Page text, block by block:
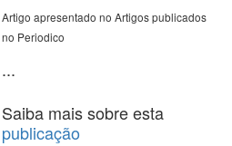
Artigo apresentado no Artigos publicados
no Periodico
...
Saiba mais sobre esta
publicação